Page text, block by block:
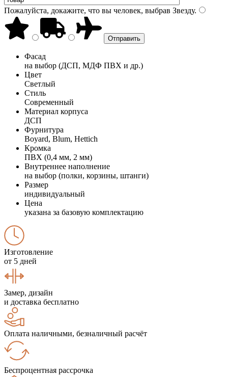
Пожалуйста, докажите, что вы человек, выбрав Звезду.
Фасад
на выбор (ДСП, МДФ ПВХ и др.)
Цвет
Светлый
Стиль
Современный
Материал корпуса
ДСП
Фурнитура
Boyard, Blum, Hettich
Кромка
ПВХ (0,4 мм, 2 мм)
Внутреннее наполнение
на выбор (полки, корзины, штанги)
Размер
индивидуальный
Цена
указана за базовую комплектацию
Изготовление
от 5 дней
Замер, дизайн
и доставка бесплатно
Оплата наличными, безналичный расчёт
Беспроцентная рассрочка